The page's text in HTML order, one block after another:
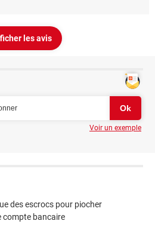
les avis
Voir un exemple
des escrocs pour piocher
compte bancaire